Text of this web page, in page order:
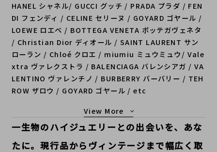
HANEL シャネル/ GUCCI グッチ / PRADA プラダ / FEN
DI フェンディ / CELINE セリーヌ / GOYARD ゴヤール /
LOEWE ロエベ / BOTTEGA VENETA ボッテガヴェネタ
/ Christian Dior ディオール / SAINT LAURENT サン
ローラン / Chloé クロエ / miumiu ミュウミュウ/ Vale
xtra ヴァレクストラ / BALENCIAGA バレンシアガ / VA
LENTINO ヴァレンチノ / BURBERRY バーバリー / TEH
ROW ザロウ / GOYARD ゴヤール / etc
もっと見る
一生物のハイジュエリーとの出会いを、あな
たに。現行品からヴィンテージまで幅広く取